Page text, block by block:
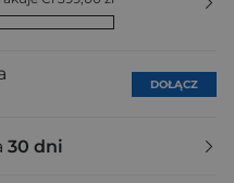
DOŁĄCZ
30 dni